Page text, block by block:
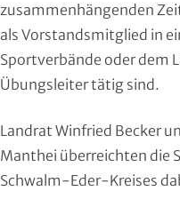
zusammenhängenden
als Vorstandsmitglied in
Sportverbände oder dem
Übungsleiter tätig sind.
Landrat Winfried Becker
Manthei überreichten die
Schwalm-Eder-Kreises
Karate
Kegeln und Bowling
Kickboxen
Luftsport